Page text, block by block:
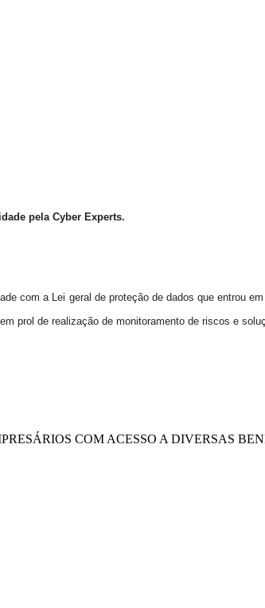
pela Cyber Experts.
com a Lei geral de proteção de dados que entrou
prol de realização de monitoramento de riscos e
COM ACESSO A DIVERSAS